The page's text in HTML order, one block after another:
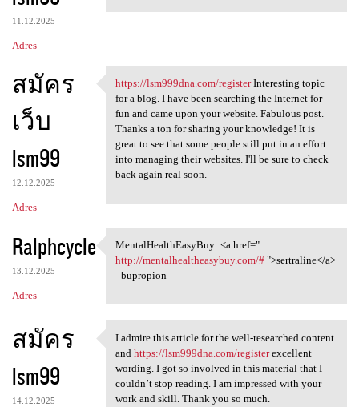
11.12.2025
Adres
สมัคร
เว็บ
lsm99
12.12.2025
Adres
https://lsm999dna.com
https://lsm999dna.com/registerInteresting topic
for a blog. I have been searching the Internet for
fun and came upon your website. Fabulous post.
Thanks a ton for sharing your knowledge! It is
great to see that some people still put in an effort
into managing their websites. I'll be sure to check
back again real soon.
Ralphcycle
13.12.2025
Adres
MentalHealthEasyBuy: <a href=
MentalHealthEasyBuy: <a href="
http://mentalhealtheasybuy.com/#">sertraline</a>
- bupropion
สมัคร
lsm99
14.12.2025
I admire this article for the
I admire this article for the well-researched content
and https://lsm999dna.com/registerexcellent
wording. I got so involved in this material that I
couldn’t stop reading. I am impressed with your
work and skill. Thank you so much.